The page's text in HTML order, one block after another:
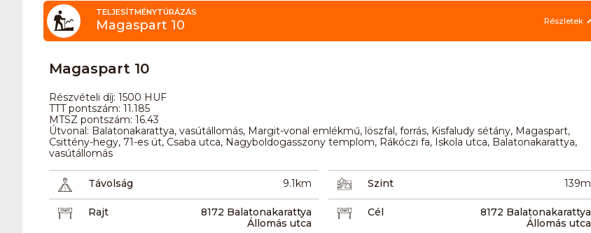
TELJESÍTMÉNYTÚRÁZÁS
Magaspart 10 Részletek
Magaspart 10
Részvételi díj: 1500 HUF
TTT pontszám: 11.185
MTSZ pontszám: 16.43
Útvonal: Balatonakarattya, vasútállomás, Margit-vonal emlékmű, löszfal, forrás, Kisfaludy sétány, Magaspart,
Csittény-hegy, 71-es út, Csaba utca, Nagyboldogasszony templom, Rákóczi fa, Iskola utca, Balatonakarattya,
vasútállomás
Távolság 9.1km Szint 139m
Rajt
8172 Balatonakarattya
Állomás utca
Cél
8172 Balatonakarattya
Állomás utca